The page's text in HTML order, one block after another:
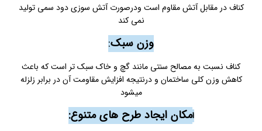
کناف در مقابل آتش مقاوم است ودرصورت آتش سوزی دود سمی تولید
نمی کند
وزن سبک:
کناف نسبت به مصالح سنتی مانند گچ و خاک سبک تر است که باعث
کاهش وزن کلی ساختمان و درنتیجه افزایش مقاومت آن در برابر زلزله
میشود
امکان ایجاد طرح های متنوع: